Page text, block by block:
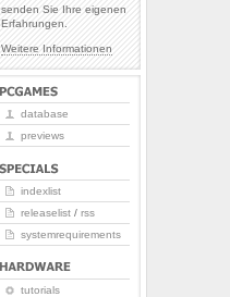
senden Sie Ihre eigenen
Erfahrungen.
Weitere Informationen
database
previews
indexlist
releaselist / rss
systemrequirements
tutorials